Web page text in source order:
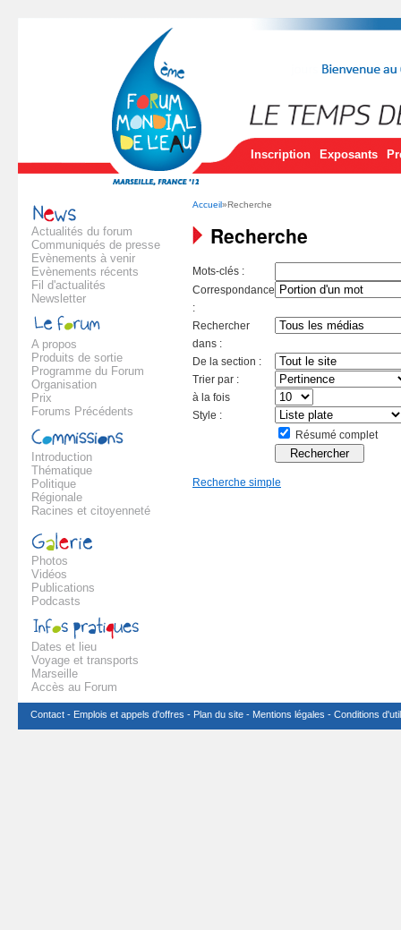
Inscription Exposants
Actualités du forum
Communiqués de presse
Evènements à venir
Evènements récents
Fil d'actualités
Newsletter
A propos
Produits de sortie
Programme du Forum
Organisation
Prix
Forums Précédents
Introduction
Thématique
Politique
Régionale
Racines et citoyenneté
Photos
Vidéos
Publications
Podcasts
Dates et lieu
Voyage et transports
Marseille
Accès au Forum
Accueil»Recherche
Recherche
Mots-clés :
Correspondance
:
Rechercher
dans :
De la section :
Trier par :
à la fois
Style :
Résumé complet
Recherche simple
Contact - Emplois et appels d'offres - Plan du site - Mentions légales - Conditions